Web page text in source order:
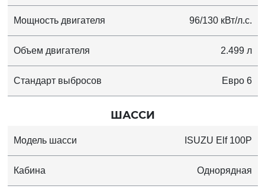
Мощность двигателя 96/130 кВт/л.с.
Объем двигателя 2.499 л
Стандарт выбросов Евро 6
ШАССИ
Модель шасси ISUZU Elf 100P
Кабина Однорядная